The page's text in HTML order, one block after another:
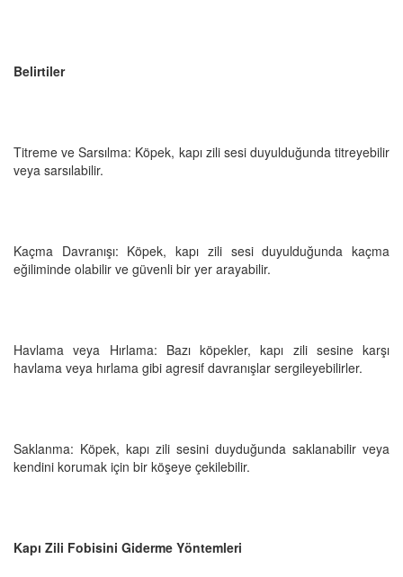
Belirtiler
Titreme ve Sarsılma: Köpek, kapı zili sesi duyulduğunda titreyebilir
veya sarsılabilir.
Kaçma Davranışı: Köpek, kapı zili sesi duyulduğunda kaçma
eğiliminde olabilir ve güvenli bir yer arayabilir.
Havlama veya Hırlama: Bazı köpekler, kapı zili sesine karşı
havlama veya hırlama gibi agresif davranışlar sergileyebilirler.
Saklanma: Köpek, kapı zili sesini duyduğunda saklanabilir veya
kendini korumak için bir köşeye çekilebilir.
Kapı Zili Fobisini Giderme Yöntemleri